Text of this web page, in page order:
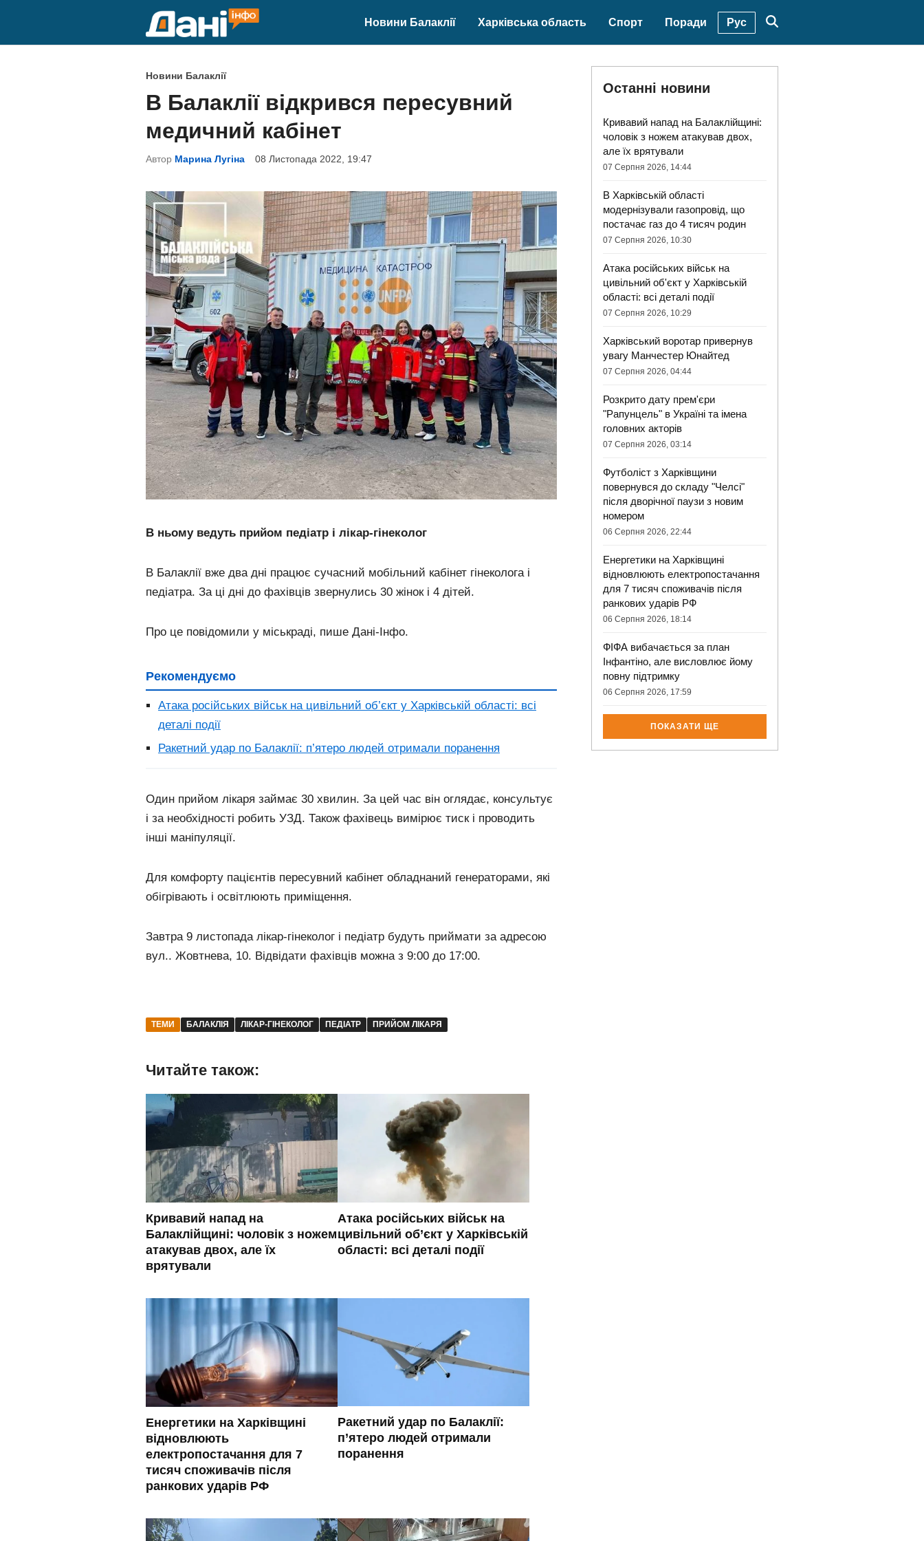
Новини Балаклії Харківська область Спорт Поради Рус
P
o
s
i
n
Новини Балаклії
В Балаклії відкрився пересувний
медичний кабінет
Автор Марина Лугіна 08 Листопада 2022, 19:47
В ньому ведуть прийом педіатр і лікар-гінеколог
В Балаклії вже два дні працює сучасний мобільний кабінет гінеколога і
педіатра. За ці дні до фахівців звернулись 30 жінок і 4 дітей.
Про це повідомили у міськраді, пише Дані-Інфо.
Рекомендуємо
Атака російських військ на цивільний об’єкт у Харківській області: всі
деталі події
Ракетний удар по Балаклії: п’ятеро людей отримали поранення
Один прийом лікаря займає 30 хвилин. За цей час він оглядає, консультує
і за необхідності робить УЗД. Також фахівець вимірює тиск і проводить
інші маніпуляції.
Для комфорту пацієнтів пересувний кабінет обладнаний генераторами, які
обігрівають і освітлюють приміщення.
Завтра 9 листопада лікар-гінеколог і педіатр будуть приймати за адресою
вул.. Жовтнева, 10. Відвідати фахівців можна з 9:00 до 17:00.
ТЕМИ БАЛАКЛІЯ ЛІКАР-ГІНЕКОЛОГ ПЕДІАТР ПРИЙОМ ЛІКАРЯ
Читайте також:
Кривавий напад на
Балаклійщині: чоловік з ножем
атакував двох, але їх
врятували
Атака російських військ на
цивільний об’єкт у Харківській
області: всі деталі події
Енергетики на Харківщині
відновлюють
електропостачання для 7
тисяч споживачів після
ранкових ударів РФ
Ракетний удар по Балаклії:
п’ятеро людей отримали
поранення
Останні новини
Кривавий напад на Балаклійщині:
чоловік з ножем атакував двох,
але їх врятували
07 Серпня 2026, 14:44
В Харківській області
модернізували газопровід, що
постачає газ до 4 тисяч родин
07 Серпня 2026, 10:30
Атака російських військ на
цивільний об'єкт у Харківській
області: всі деталі події
07 Серпня 2026, 10:29
Харківський воротар привернув
увагу Манчестер Юнайтед
07 Серпня 2026, 04:44
Розкрито дату прем'єри
"Рапунцель" в Україні та імена
головних акторів
07 Серпня 2026, 03:14
Футболіст з Харківщини
повернувся до складу "Челсі"
після дворічної паузи з новим
номером
06 Серпня 2026, 22:44
Енергетики на Харківщині
відновлюють електропостачання
для 7 тисяч споживачів після
ранкових ударів РФ
06 Серпня 2026, 18:14
ФІФА вибачається за план
Інфантіно, але висловлює йому
повну підтримку
06 Серпня 2026, 17:59
ПОКАЗАТИ ЩЕ